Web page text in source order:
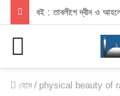
বই : তাবলীগে দ্বীন ও
হোম / physical beauty of